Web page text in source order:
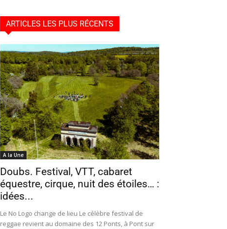
ARTICLES LES PLUS RÉCENTS
A la Une
Doubs. Festival, VTT, cabaret
équestre, cirque, nuit des étoiles… :
idées...
Le No Logo change de lieu Le célèbre festival de
reggae revient au domaine des 12 Ponts, à Pont sur